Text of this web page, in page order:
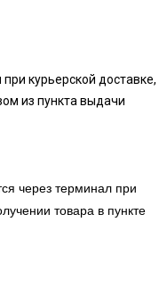
курьерской доставке,
из пункта выдачи
через терминал при
товара в пункте